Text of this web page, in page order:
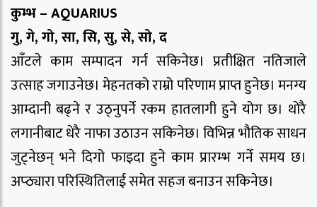
कुम्भ – AQUARIUS
गु, गे, गो, सा, सि, सु, से, सो, द
आँटले काम सम्पादन गर्न सकिनेछ। प्रतीक्षित नतिजाले
उत्साह जगाउनेछ। मेहनतको राम्रो परिणाम प्राप्त हुनेछ। मनग्य
आम्दानी बढ्ने र उठ्नुपर्ने रकम हातलागी हुने योग छ। थोरै
लगानीबाट धेरै नाफा उठाउन सकिनेछ। विभिन्न भौतिक साधन
जुट्नेछन् भने दिगो फाइदा हुने काम प्रारम्भ गर्ने समय छ।
अप्ठ्यारा परिस्थितिलाई समेत सहज बनाउन सकिनेछ।